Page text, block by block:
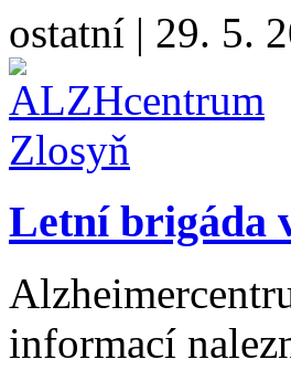
ostatní | 29. 5.
Letní brigáda
informací